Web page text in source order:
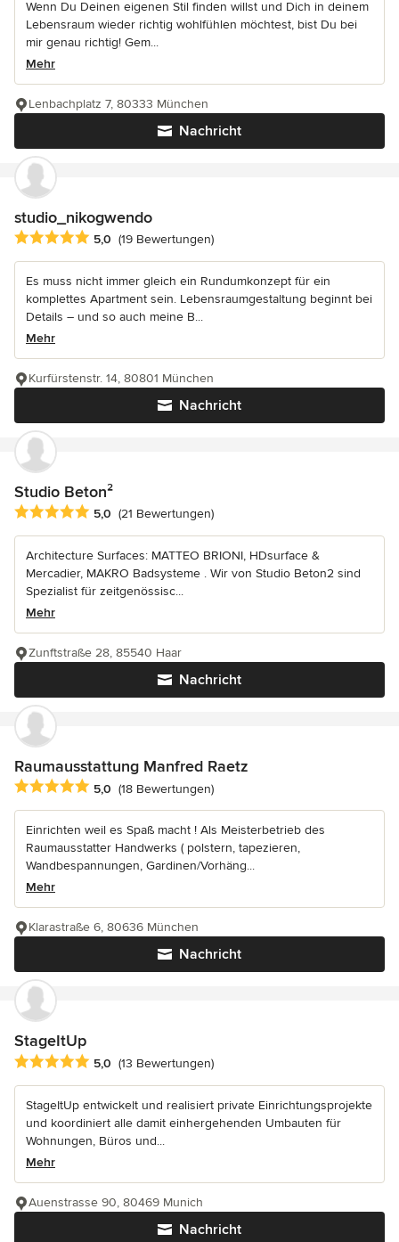
Wenn Du Deinen eigenen Stil finden willst und Dich in deinem
Lebensraum wieder richtig wohlfühlen möchtest, bist Du bei
mir genau richtig! Gem...
Mehr
Nachricht
Lenbachplatz 7, 80333 München
studio_nikogwendo
Durchschnittliche Bewertung: 5 von 5 Sternen
5,0 (19 Bewertungen)
Es muss nicht immer gleich ein Rundumkonzept für ein
komplettes Apartment sein. Lebensraumgestaltung beginnt bei
Details – und so auch meine B...
Mehr
Nachricht
Kurfürstenstr. 14, 80801 München
Studio Beton²
Durchschnittliche Bewertung: 5 von 5 Sternen
5,0 (21 Bewertungen)
Architecture Surfaces: MATTEO BRIONI, HDsurface &
Mercadier, MAKRO Badsysteme . Wir von Studio Beton2 sind
Spezialist für zeitgenössisc...
Mehr
Nachricht
Zunftstraße 28, 85540 Haar
Raumausstattung Manfred Raetz
Durchschnittliche Bewertung: 5 von 5 Sternen
5,0 (18 Bewertungen)
Einrichten weil es Spaß macht ! Als Meisterbetrieb des
Raumausstatter Handwerks ( polstern, tapezieren,
Wandbespannungen, Gardinen/Vorhäng...
Mehr
Nachricht
Klarastraße 6, 80636 München
StageItUp
Durchschnittliche Bewertung: 5 von 5 Sternen
5,0 (13 Bewertungen)
StageItUp entwickelt und realisiert private Einrichtungsprojekte
und koordiniert alle damit einhergehenden Umbauten für
Wohnungen, Büros und...
Mehr
Nachricht
Auenstrasse 90, 80469 Munich